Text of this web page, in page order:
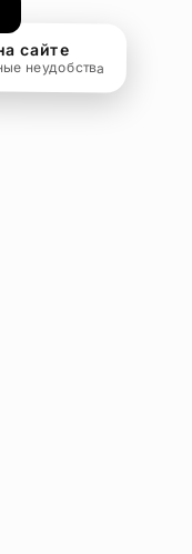
сайте
неудобства